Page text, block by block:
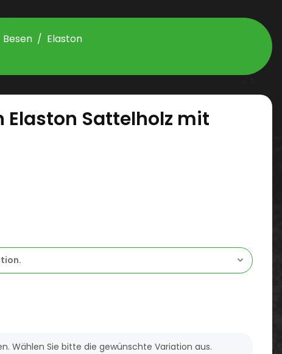
Besen
Elaston
Elaston Sattelholz mit
Wählen Sie bitte die gewünschte Variation aus.